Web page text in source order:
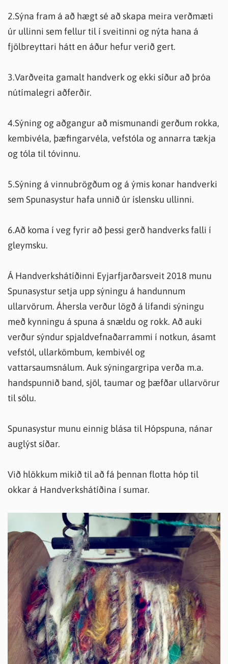
2.Sýna fram á að hægt sé að skapa meira verðmæti
úr ullinni sem fellur til í sveitinni og nýta hana á
fjölbreyttari hátt en áður hefur verið gert.
3.Varðveita gamalt handverk og ekki síður að þróa
nútímalegri aðferðir.
4.Sýning og aðgangur að mismunandi gerðum rokka,
kembivéla, þæfingarvéla, vefstóla og annarra tækja
og tóla til tóvinnu.
5.Sýning á vinnubrögðum og á ýmis konar handverki
sem Spunasystur hafa unnið úr íslensku ullinni.
6.Að koma í veg fyrir að þessi gerð handverks falli í
gleymsku.
Á Handverkshátíðinni Eyjarfjarðarsveit 2018 munu
Spunasystur setja upp sýningu á handunnum
ullarvörum. Áhersla verður lögð á lifandi sýningu
með kynningu á spuna á snældu og rokk. Að auki
verður sýndur spjaldvefnaðarrammi í notkun, ásamt
vefstól, ullarkömbum, kembivél og
vattarsaumsnálum. Auk sýningargripa verða m.a.
handspunnið band, sjöl, taumar og þæfðar ullarvörur
til sölu.
Spunasystur munu einnig blása til Hópspuna, nánar
auglýst síðar.
Við hlökkum mikið til að fá þennan flotta hóp til
okkar á Handverkshátíðina í sumar.